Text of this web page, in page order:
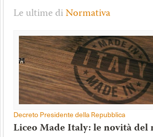
Le ultime diNormativa
Decreto Presidente della Repubblica
Liceo Made Italy: le novità del